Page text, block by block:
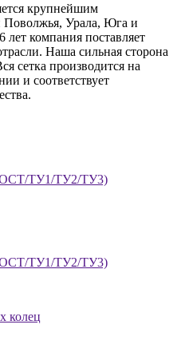
крупнейшим
Поволжья, Урала, Юга и
лет компания поставляет
Наша сильная сторона
сетка производится на
и соответствует
ТУ1/ТУ2/ТУ3)
ТУ1/ТУ2/ТУ3)
колец